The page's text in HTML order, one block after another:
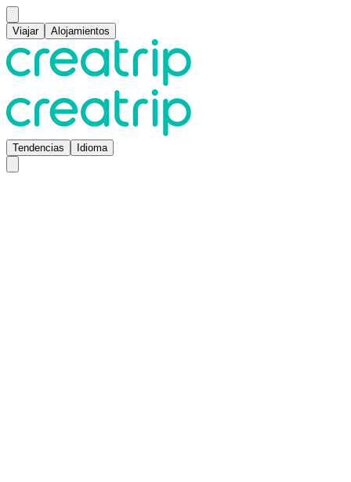
Viajar Alojamientos
Tendencias Idioma